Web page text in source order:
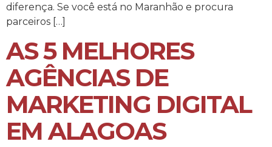
diferença. Se você está no Maranhão e procura
parceiros […]
AS 5 MELHORES
AGÊNCIAS DE
MARKETING DIGITAL
EM ALAGOAS